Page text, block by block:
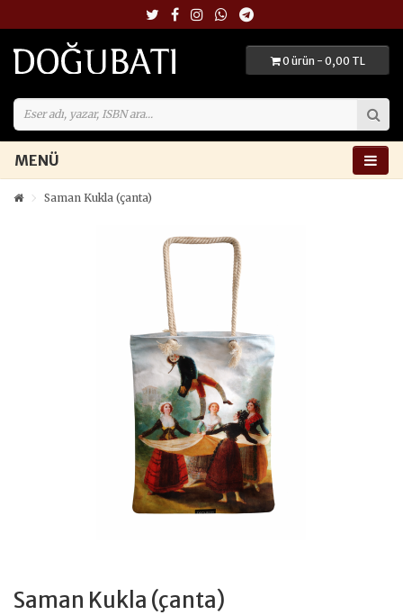
0 ürün - 0,00 TL
MENÜ
Saman Kukla (çanta)
Saman Kukla (çanta)